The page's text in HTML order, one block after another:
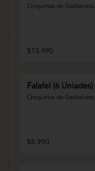
Croquetas de Garbanzos.
$13.990
Falafel (6 Uniades)
Croquetas de Garbanzos.
$8.990